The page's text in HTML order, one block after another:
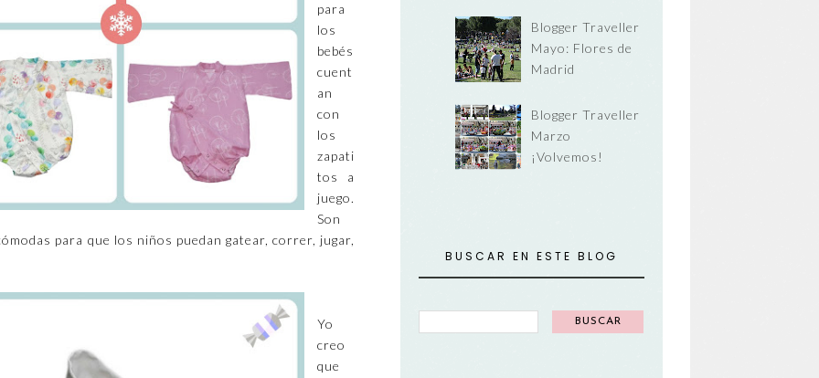
para
los
bebés
cuent
an
con
los
zapati
tos a
juego.
Son
para que los niños puedan gatear, correr, jugar,
Yo
creo
que
Blogger Traveller
Mayo: Flores de
Madrid
Blogger Traveller
Marzo
¡Volvemos!
BUSCAR EN ESTE BLOG